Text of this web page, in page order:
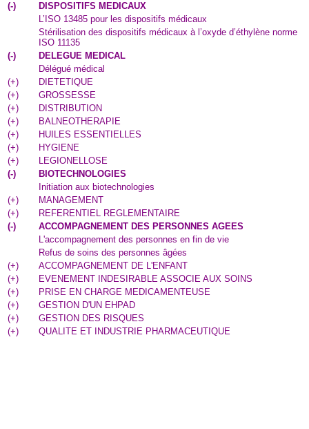
(-)
DISPOSITIFS MEDICAUX
L’ISO 13485 pour les dispositifs médicaux
Stérilisation des dispositifs médicaux à l’oxyde d’éthylène norme
ISO 11135
(-)
DELEGUE MEDICAL
Délégué médical
(+)
DIETETIQUE
(+)
GROSSESSE
(+)
DISTRIBUTION
(+)
BALNEOTHERAPIE
(+)
HUILES ESSENTIELLES
(+)
HYGIENE
(+)
LEGIONELLOSE
(-)
BIOTECHNOLOGIES
Initiation aux biotechnologies
(+)
MANAGEMENT
(+)
REFERENTIEL REGLEMENTAIRE
(-)
ACCOMPAGNEMENT DES PERSONNES AGEES
L'accompagnement des personnes en fin de vie
Refus de soins des personnes âgées
(+)
ACCOMPAGNEMENT DE L'ENFANT
(+)
EVENEMENT INDESIRABLE ASSOCIE AUX SOINS
(+)
PRISE EN CHARGE MEDICAMENTEUSE
(+)
GESTION D'UN EHPAD
(+)
GESTION DES RISQUES
(+) QUALITE ET INDUSTRIE PHARMACEUTIQUE